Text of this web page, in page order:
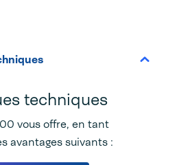
techniques
vous offre, en tant
avantages suivants :